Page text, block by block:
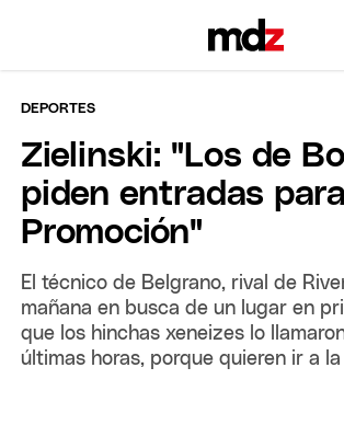
DEPORTES
Zielinski: "Los de
piden entradas
Promoción"
El técnico de Belgrano, rival de
mañana en busca de un lugar en
que los hinchas xeneizes lo
últimas horas, porque quieren ir a